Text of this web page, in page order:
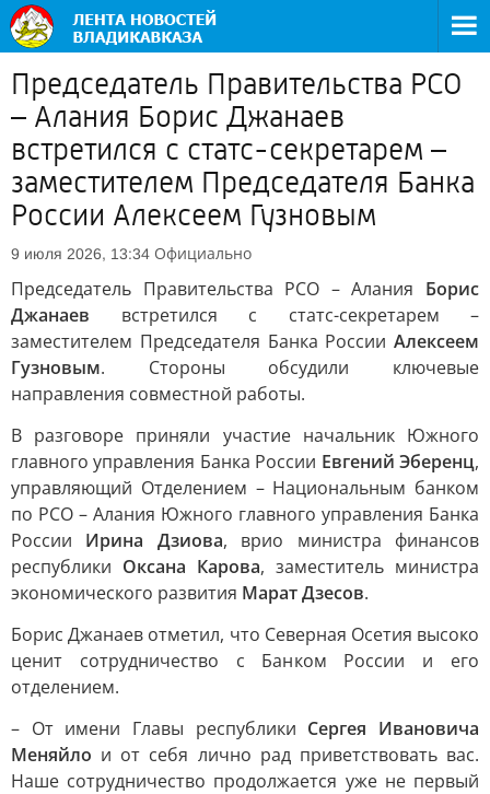
Председатель Правительства РСО
– Алания Борис Джанаев
встретился с статс-секретарем –
заместителем Председателя Банка
России Алексеем Гузновым
9 июля 2026, 13:34 Официально
Председатель Правительства РСО – Алания Борис
Джанаев встретился с статс-секретарем –
заместителем Председателя Банка России Алексеем
Гузновым. Стороны обсудили ключевые
направления совместной работы.
В разговоре приняли участие начальник Южного
главного управления Банка России Евгений Эберенц,
управляющий Отделением – Национальным банком
по РСО – Алания Южного главного управления Банка
России Ирина Дзиова, врио министра финансов
республики Оксана Карова, заместитель министра
экономического развития Марат Дзесов.
Борис Джанаев отметил, что Северная Осетия высоко
ценит сотрудничество с Банком России и его
отделением.
– От имени Главы республики Сергея Ивановича
Меняйло и от себя лично рад приветствовать вас.
Наше сотрудничество продолжается уже не первый